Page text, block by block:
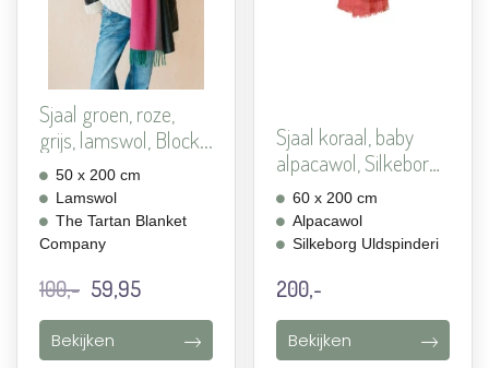
Sjaal groen, roze,
grijs, lamswol, Block...
50 x 200 cm
Lamswol
The Tartan Blanket
Company
100,- Oorspronkelijke
prijs
was:
100,-.
59,95Huidige
59,95.
Bekijken
Sjaal koraal, baby
alpacawol, Silkeborg
... 60 x 200 cm
Alpacawol
Silkeborg Uldspinderi
200,-
Bekijken